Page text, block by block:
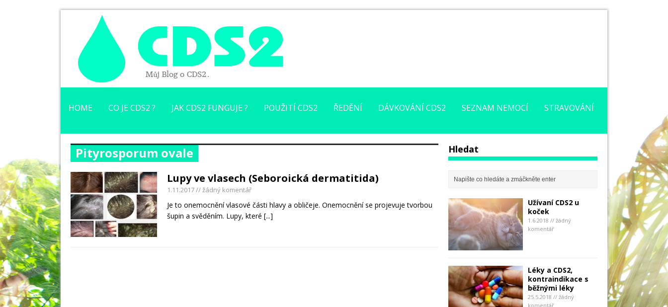
HOME CO JE CDS2 ? JAK CDS2 FUNGUJE ? POUŽITÍ CDS2 ŘEDĚNÍ DÁVKOVÁNÍ CDS2 SEZNAM NEMOCÍ STRAVOVÁNÍ
Pityrosporum ovale
Lupy ve vlasech (Seboroická dermatitida)
1.11.2017// žádný komentář
Je to onemocnění vlasové části hlavy a obličeje. Onemocnění se projevuje tvorbou
šupin a svěděním. Lupy, které [...]
Hledat
Užívaní CDS2 u
koček
1.6.2018 // žádný
komentář
Léky a CDS2,
kontraindikace s
běžnými léky
25.5.2018 // žádný
komentář